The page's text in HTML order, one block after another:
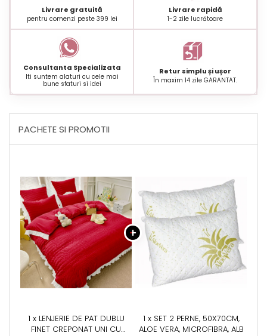
Livrare gratuită
pentru comenzi peste 399 lei
Livrare rapidă
1-2 zile lucrătoare
Consultanta Specializata
Iti suntem alaturi cu cele mai
bune sfaturi si idei
Retur simplu și ușor
În maxim 14 zile GARANTAT.
PACHETE SI PROMOTII
1 x LENJERIE DE PAT DUBLU
FINET CREPONAT UNI CU
1 x SET 2 PERNE, 50X70CM,
ALOE VERA, MICROFIBRA, ALB